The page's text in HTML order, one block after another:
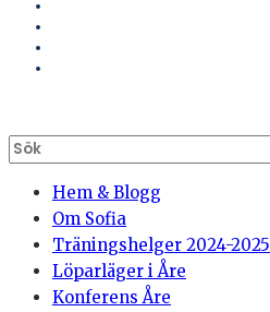
Hem & Blogg
Om Sofia
Träningshelger 2024-2025
Löparläger i Åre
Konferens Åre